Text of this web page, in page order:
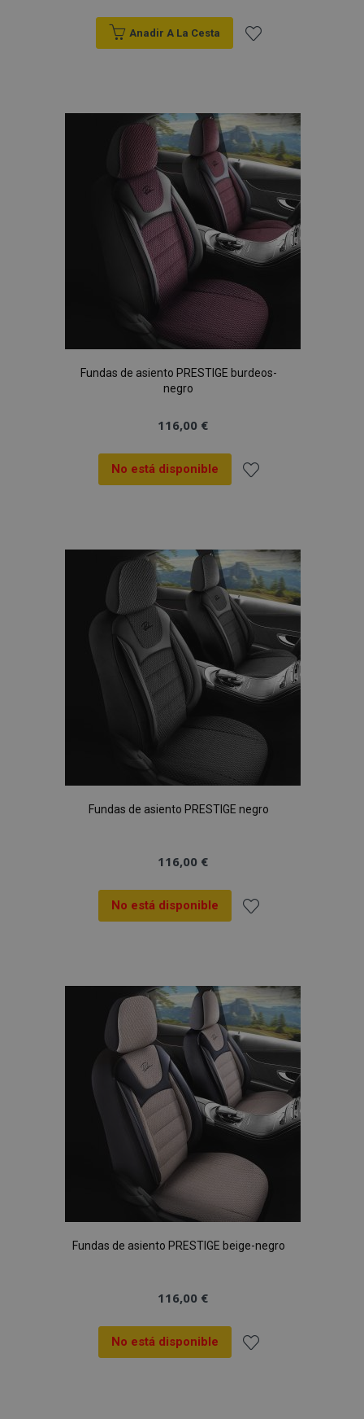
Anadir A La Cesta
Lista
de
Deseos
Fundas de asiento PRESTIGE burdeos-
negro
116,00 €
No está disponible
Lista
de
Deseos
Fundas de asiento PRESTIGE negro
116,00 €
No está disponible
Lista
de
Deseos
Fundas de asiento PRESTIGE beige-negro
116,00 €
No está disponible